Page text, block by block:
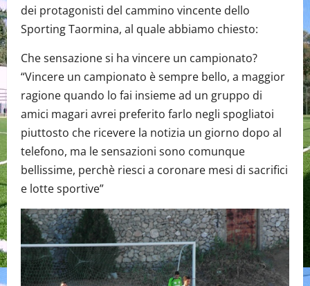
dei protagonisti del cammino vincente dello
Sporting Taormina, al quale abbiamo chiesto:
Che sensazione si ha vincere un campionato?
“Vincere un campionato è sempre bello, a maggior
ragione quando lo fai insieme ad un gruppo di
amici magari avrei preferito farlo negli spogliatoi
piuttosto che ricevere la notizia un giorno dopo al
telefono, ma le sensazioni sono comunque
bellissime, perchè riesci a coronare mesi di sacrifici
e lotte sportive”